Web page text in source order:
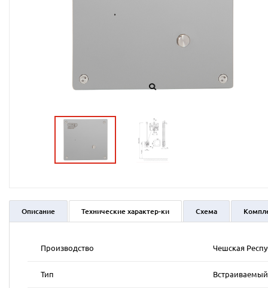
Описание Технические характер-ки Схема
Производство Чешская
Тип